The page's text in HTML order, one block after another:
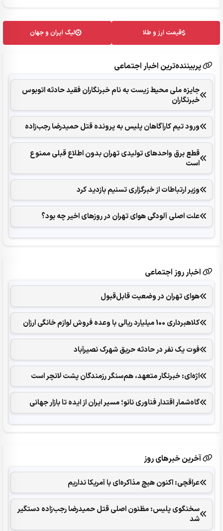
قیمت ارز و طلا لیگ ایران و جهان
پربیننده‌ترین اخبار اجتماعی
جایزه ملی محیط زیست به نام خبرنگاران فقید حادثه اتوبوس
خبرنگاران
ورود تیم کارآگاهان پلیس به پرونده قتل حمیدرضا رجب‌زاده
قطع برق واحدهای تولیدی تهران بدون اطلاع قبلی ممنوع
است
وزیر ارتباطات از خبرگزاری تسنیم بازدید کرد
علت اصلی آلودگی هوای تهران در روزهای اخیر چه بود؟
اخبار روز اجتماعی
هوای تهران در وضعیت قابل‌قبول
کلاهبرداری 100 میلیارد ریالی با وعده فروش لوازم خانگی ارزان
فوت یک نفر در حادثه حریق شهرک نصیرآباد
اژه‌ای: خبرنگار متعهد، هم‌سنگر رزمندگان پشت لانچر است
گاه‌شمار اقتدار فناوری نانو؛ مسیر ایران از ایده تا بازار جهانی
آخرین خبرهای روز
عراقچی: اکنون هیچ مذاکره‌ای با آمریکا نداریم
سخنگوی پلیس: مظنون اصلی قتل حمیدرضا رجب‌زاده دستگیر
شد